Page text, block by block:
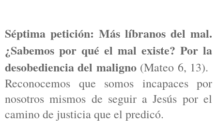
Séptima petición: Más líbranos del mal.
¿Sabemos por qué el mal existe? Por la
desobediencia del maligno (Mateo 6, 13).
Reconocemos que somos incapaces por
nosotros mismos de seguir a Jesús por el
camino de justicia que el predicó.